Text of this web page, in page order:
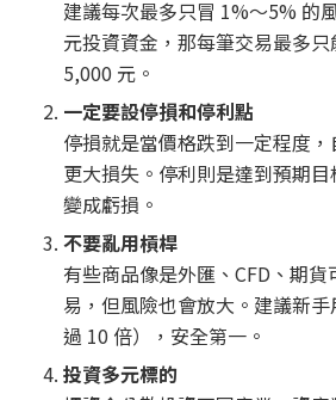
建議每次最多只冒 1%～5% 的
元投資資金，那每筆交易最多
5,000 元。
一定要設停損和停利點
停損就是當價格跌到一定程度
更大損失。停利則是達到預期
變成虧損。
不要亂用槓桿
有些商品像是外匯、CFD、期
易，但風險也會放大。建議新
過 10 倍），安全第一。
投資多元標的